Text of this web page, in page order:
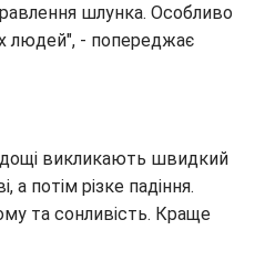
шлунка. Особливо
людей", - попереджає
викликають швидкий
а потім різке падіння.
та сонливість. Краще